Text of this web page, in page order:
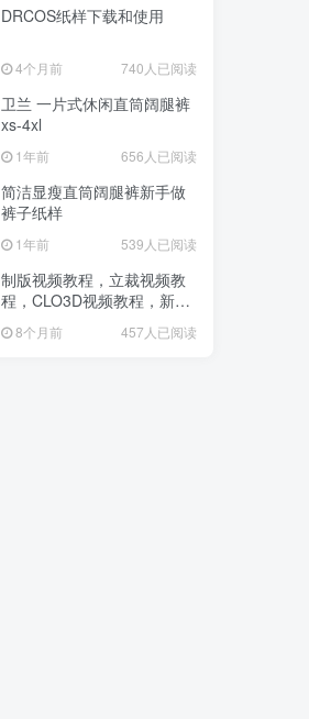
DRCOS纸样下载和使用
4个月前 740人已阅读
卫兰 一片式休闲直筒阔腿裤
xs-4xl
1年前 656人已阅读
简洁显瘦直筒阔腿裤新手做
裤子纸样
1年前 539人已阅读
制版视频教程，立裁视频教
程，CLO3D视频教程，新手
小白入门到大师
8个月前 457人已阅读